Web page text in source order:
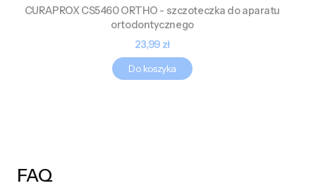
CURAPROX CS5460 ORTHO - szczoteczka do aparatu
ortodontycznego
Cena
23,99 zł
Do koszyka
FAQ